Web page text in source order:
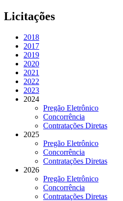
Licitações
2018
2017
2019
2020
2021
2022
2023
2024
Pregão Eletrônico
Concorrência
Contratações Diretas
2025
Pregão Eletrônico
Concorrência
Contratações Diretas
2026
Pregão Eletrônico
Concorrência
Contratações Diretas